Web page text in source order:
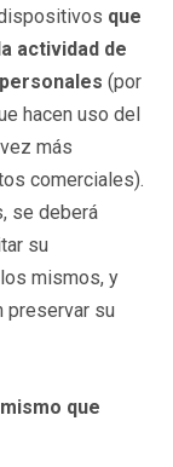
que
actividad de
(por
hacen uso del
más
comerciales).
se deberá
su
mismos, y
preservar su
que